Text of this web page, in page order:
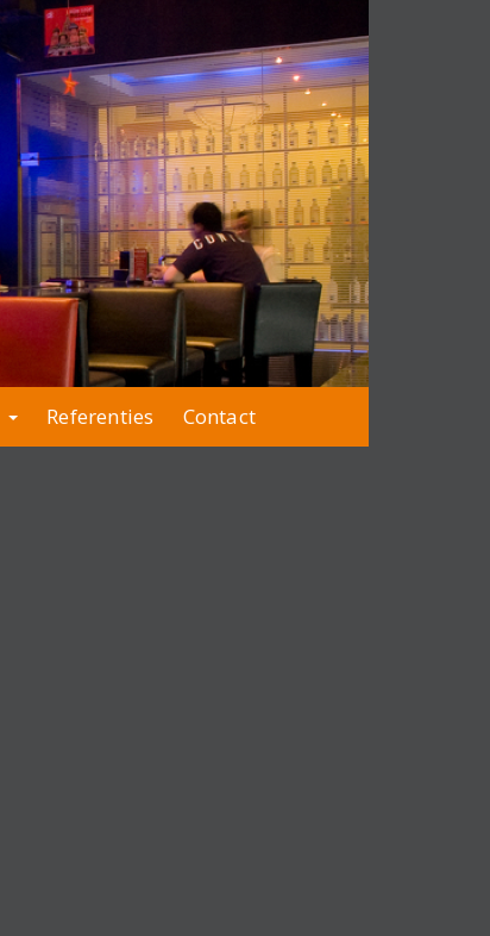
Referenties Contact